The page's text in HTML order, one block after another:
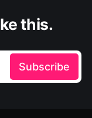
this.
Subscribe